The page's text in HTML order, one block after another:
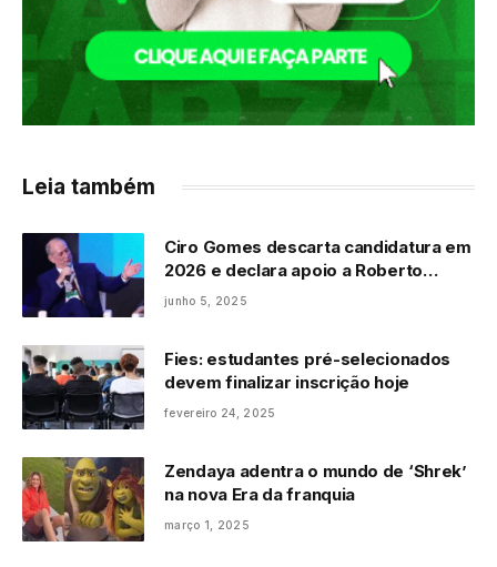
Leia também
Ciro Gomes descarta candidatura em
2026 e declara apoio a Roberto
Cláudio no Ceará
junho 5, 2025
Fies: estudantes pré-selecionados
devem finalizar inscrição hoje
fevereiro 24, 2025
Zendaya adentra o mundo de ‘Shrek’
na nova Era da franquia
março 1, 2025